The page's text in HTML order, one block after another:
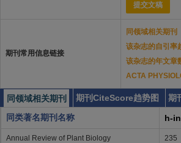
提交文稿
期刊常用信息链接
同领域相关期刊
该杂志的自引率
该杂志的年文章
ACTA
同领域相关期刊 期刊CiteScore趋势图 期
同类著名期刊名称
h-
Annual Review of Plant Biology 235